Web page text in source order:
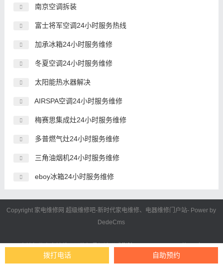
南京空调拆装
富士将军空调24小时服务热线
加承冰箱24小时服务维修
冬夏空调24小时服务维修
太阳能热水器解决
AIRSPA空调24小时服务维修
梅赛思集成灶24小时服务维修
多普燃气灶24小时服务维修
三角油烟机24小时服务维修
eboy冰箱24小时服务维修
Copyright 家电维修网超级维修吧-新时代家电维修、电器维修门户站- Power by
DedeCms
本站部分内容转载于网络如侵权请联系删除QQ:766698661。苏ICP备
拨打电话 自助预约